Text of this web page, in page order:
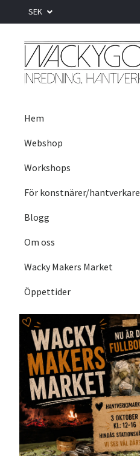
SEK
Hem
Webshop
Workshops
För konstnärer/hantverkare
Blogg
Om oss
Wacky Makers Market
Öppettider